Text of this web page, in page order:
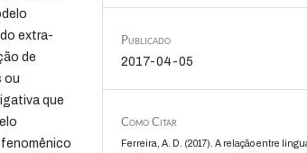
extra-
de
ou
que
Publicado
2017-04-05
Como Citar
Ferreira, A. D. (2017). A relação entre